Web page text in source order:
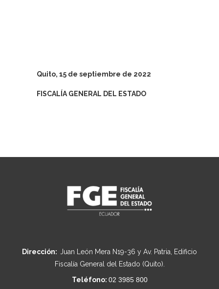
Quito, 15 de septiembre de 2022
FISCALÍA GENERAL DEL ESTADO
Dirección: Juan León Mera N19-36 y Av. Patria, Edificio
Fiscalía General del Estado (Quito).
Teléfono: 02 3985 800